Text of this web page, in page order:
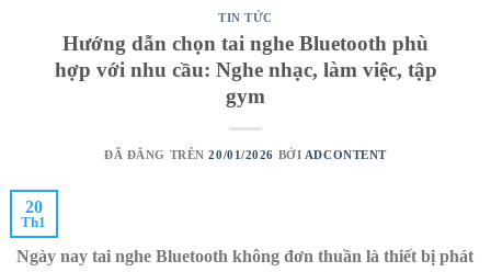
TIN TỨC
Hướng dẫn chọn tai nghe Bluetooth phù
hợp với nhu cầu: Nghe nhạc, làm việc, tập
gym
ĐÃ ĐĂNG TRÊN20/01/2026 BỞI ADCONTENT
20
Th1
Ngày nay tai nghe Bluetooth không đơn thuần là thiết bị phát